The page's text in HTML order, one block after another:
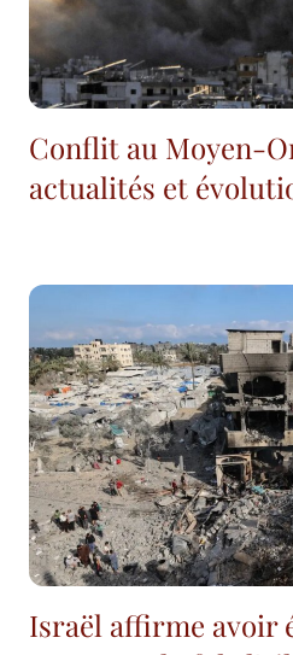
Conflit au Moyen-
actualités et
Israël affirme avoir